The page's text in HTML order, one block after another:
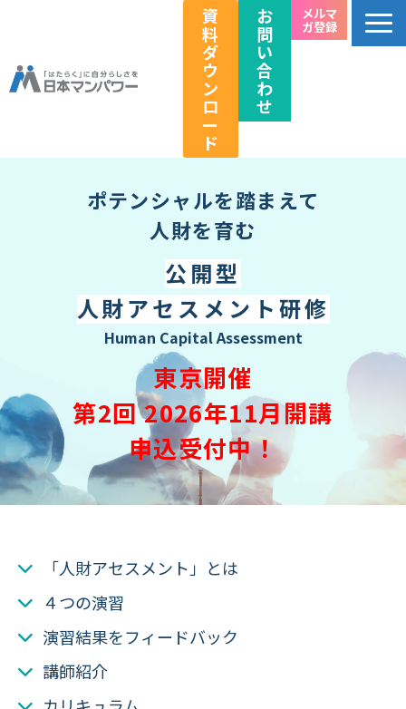
資
料
ダ
ウ
ン
ロ
ー
ド
お
問
い
合
わ
せ
メルマ
ガ登録
法人のお客様向け
教育関係者向け
HRフェス／イベント情報
キャリアのこれから研究所
企業情報
採用情報
ポテンシャルを踏まえて
人財を育む
公開型
人財アセスメント研修
Human Capital Assessment
東京開催
第2回 2026年11月開講
申込受付中！
「人財アセスメント」とは
４つの演習
演習結果をフィードバック
講師紹介